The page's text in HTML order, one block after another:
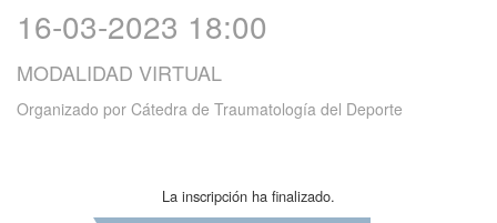
16-03-2023 18:00
MODALIDAD VIRTUAL
Organizado por Cátedra de Traumatología del Deporte
La inscripción ha finalizado.